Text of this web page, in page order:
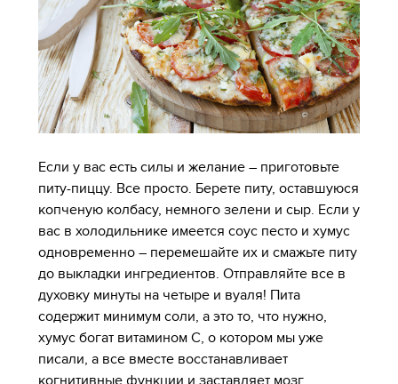
Если у вас есть силы и желание – приготовьте
питу-пиццу. Все просто. Берете питу, оставшуюся
копченую колбасу, немного зелени и сыр. Если у
вас в холодильнике имеется соус песто и хумус
одновременно – перемешайте их и смажьте питу
до выкладки ингредиентов. Отправляйте все в
духовку минуты на четыре и вуаля! Пита
содержит минимум соли, а это то, что нужно,
хумус богат витамином С, о котором мы уже
писали, а все вместе восстанавливает
когнитивные функции и заставляет мозг